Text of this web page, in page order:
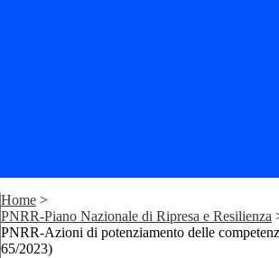
Home >
PNRR-Piano Nazionale di Ripresa e Resilienza
PNRR-Azioni di potenziamento delle
65/2023)